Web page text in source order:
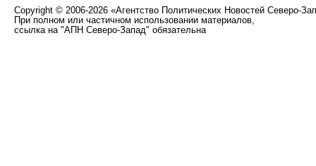
Copyright © 2006-2026 «Агентство Политических Новостей Северо-
При полном или частичном использовании материалов,
ссылка на "АПН Северо-Запад" обязательна